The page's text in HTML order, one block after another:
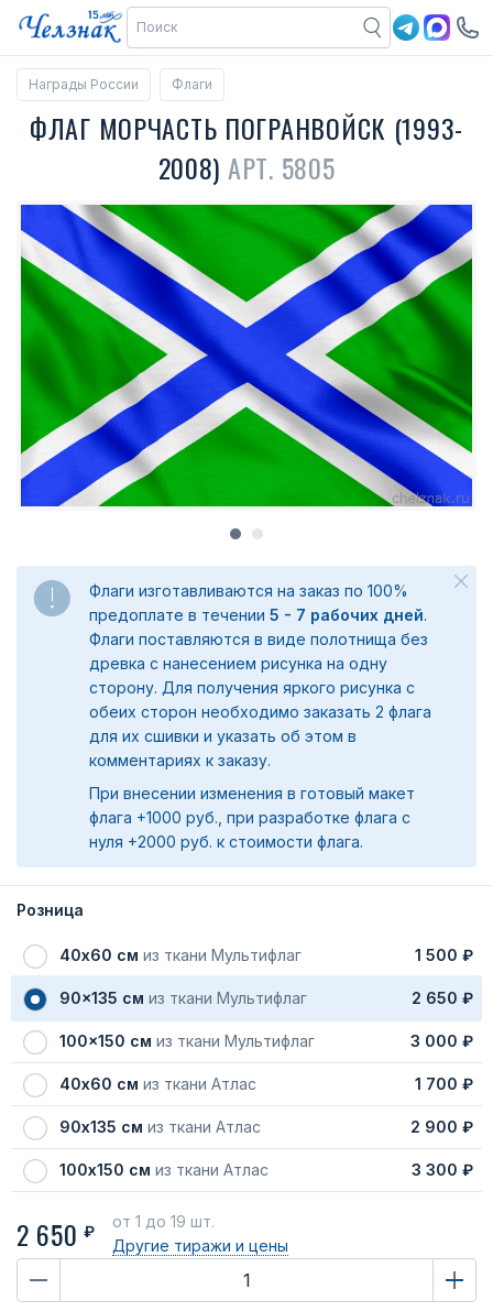
Награды России Флаги
ФЛАГ МОРЧАСТЬ ПОГРАНВОЙСК (1993-
2008) АРТ. 5805
Флаги изготавливаются на заказ по 100%
предоплате в течении 5 - 7 рабочих дней.
Флаги поставляются в виде полотнища без
древка с нанесением рисунка на одну
сторону. Для получения яркого рисунка с
обеих сторон необходимо заказать 2 флага
для их сшивки и указать об этом в
комментариях к заказу.
При внесении изменения в готовый макет
флага +1000 руб., при разработке флага с
нуля +2000 руб. к стоимости флага.
Розница
40х60 см из ткани Мультифлаг 1 500 ₽
90x135 см из ткани Мультифлаг 2 650 ₽
100x150 см из ткани Мультифлаг 3 000 ₽
40х60 см из ткани Атлас 1 700 ₽
90х135 см из ткани Атлас 2 900 ₽
100х150 см из ткани Атлас 3 300 ₽
2 650 ₽
от 1 до 19 шт.
Другие тиражи и цены